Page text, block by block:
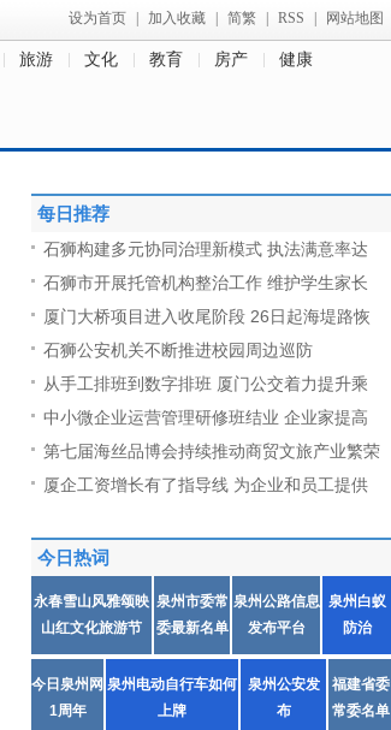
设为首页 加入收藏 简繁 RSS 网站地图
旅游 文化 教育 房产 健康
每日推荐
石狮构建多元协同治理新模式 执法满意率达
石狮市开展托管机构整治工作 维护学生家长
厦门大桥项目进入收尾阶段 26日起海堤路恢
石狮公安机关不断推进校园周边巡防
从手工排班到数字排班 厦门公交着力提升乘
中小微企业运营管理研修班结业 企业家提高
第七届海丝品博会持续推动商贸文旅产业繁荣
厦企工资增长有了指导线 为企业和员工提供
今日热词
永春雪山风雅颂映
山红文化旅游节
泉州市委常
委最新名单
泉州公路信息
发布平台
泉州白蚁
防治
今日泉州网
1周年
泉州电动自行车如何
上牌
泉州公安发
布
福建省委
常委名单